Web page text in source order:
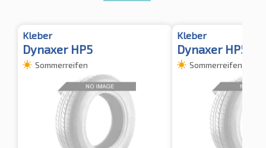
Kleber
Dynaxer HP5
Sommerreifen
Kleber
Dynaxer HP5 XL
Sommerreifen